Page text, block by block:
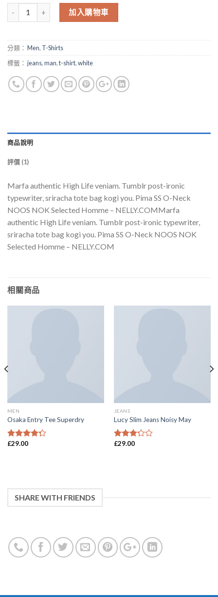
加入購物車
分類： Men, T-Shirts
標籤： jeans,man,t-shirt,white
商品說明
評價 (1)
Marfa authentic High Life veniam. Tumblr post-ironic
typewriter, sriracha tote bag kogi you. Pima SS O-Neck
NOOS NOK Selected Homme – NELLY.COMMarfa
authentic High Life veniam. Tumblr post-ironic typewriter,
sriracha tote bag kogi you. Pima SS O-Neck NOOS NOK
Selected Homme – NELLY.COM
相關商品
MEN
Osaka Entry Tee Superdry
4滿分 5
£29.00
JEANS
Lucy Slim Jeans Noisy May
3滿分
£29.00
SHARE WITH FRIENDS